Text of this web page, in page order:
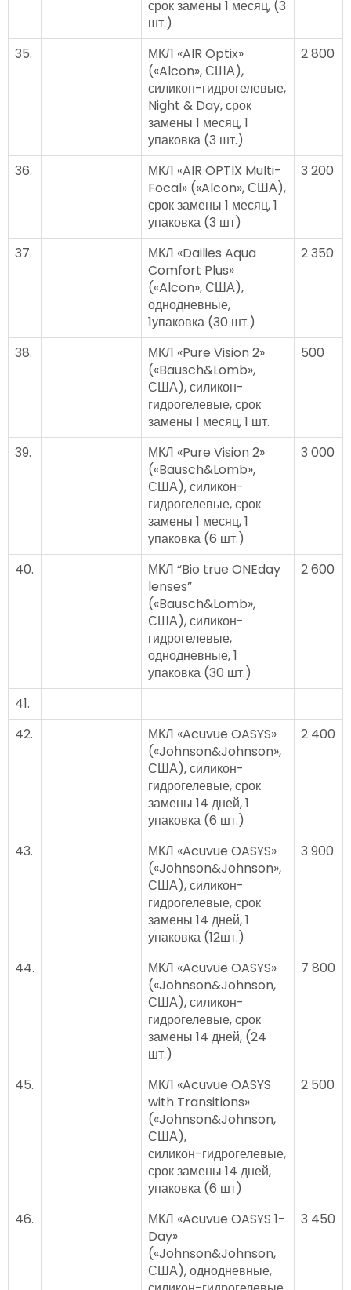
срок замены 1 месяц, (3
шт.)
35.
МКЛ «AIR Optix»
(«Alcon», США),
силикон-гидрогелевые,
Night & Day, срок
замены 1 месяц, 1
упаковка (3 шт.)
2 800
36.
МКЛ «AIR OPTIX Multi-
Focal» («Alcon», США),
срок замены 1 месяц, 1
упаковка (3 шт)
3 200
37.
МКЛ «Dailies Aqua
Comfort Plus»
(«Alcon», США),
однодневные,
1упаковка (30 шт.)
2 350
38.
МКЛ «Pure Vision 2»
(«Bausch&Lomb»,
США), силикон-
гидрогелевые, срок
замены 1 месяц, 1 шт.
500
39.
МКЛ «Pure Vision 2»
(«Bausch&Lomb»,
США), силикон-
гидрогелевые, срок
замены 1 месяц, 1
упаковка (6 шт.)
3 000
40.
МКЛ “Bio true ONEday
lenses”
(«Bausch&Lomb»,
США), силикон-
гидрогелевые,
однодневные, 1
упаковка (30 шт.)
2 600
41.
42.
МКЛ «Acuvue OASYS»
(«Johnson&Johnson»,
США), силикон-
гидрогелевые, срок
замены 14 дней, 1
упаковка (6 шт.)
2 400
43.
МКЛ «Acuvue OASYS»
(«Johnson&Johnson»,
США), силикон-
гидрогелевые, срок
замены 14 дней, 1
упаковка (12шт.)
3 900
44.
МКЛ «Acuvue OASYS»
(«Johnson&Johnson,
США), силикон-
гидрогелевые, срок
замены 14 дней, (24
шт.)
7 800
45.
МКЛ «Acuvue OASYS
with Transitions»
(«Johnson&Johnson,
США),
силикон-гидрогелевые,
срок замены 14 дней,
упаковка (6 шт)
2 500
46.
МКЛ «Acuvue OASYS 1-
Day»
(«Johnson&Johnson,
США), однодневные,
3 450